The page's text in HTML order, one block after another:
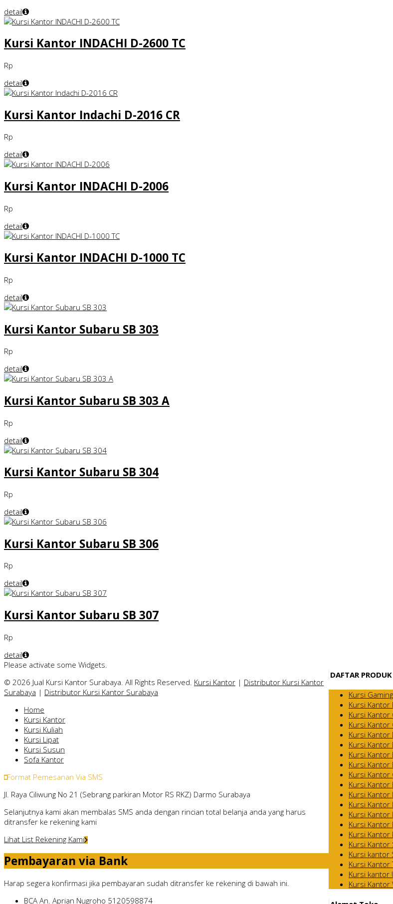
detail
Kursi Kantor INDACHI D-2600 TC
Rp
detail
Kursi Kantor Indachi D-2016 CR
Rp
detail
Kursi Kantor INDACHI D-2006
Rp
detail
Kursi Kantor INDACHI D-1000 TC
Rp
detail
Kursi Kantor Subaru SB 303
Rp
detail
Kursi Kantor Subaru SB 303 A
Rp
detail
Kursi Kantor Subaru SB 304
Rp
detail
Kursi Kantor Subaru SB 306
Rp
detail
Kursi Kantor Subaru SB 307
Rp
detail
DAFTAR PRODUK
Kursi Gaming
Kursi
Kursi Kantor
Kursi Kantor
Kursi Kantor
Kursi Kantor
Kursi Kantor
Kursi Kantor
Kursi Kantor
Kursi Kantor
Kursi Kantor
Kursi Kantor
Kursi Kantor
Kursi Kantor
Kursi Kantor
Kursi Kantor
Kursi kantor
Kursi Kantor
Kursi kantor
Kursi Kantor
Please activate some Widgets.
© 2026 Jual Kursi Kantor Surabaya. All Rights Reserved. Kursi Kantor | Distributor Kursi Kantor
Surabaya | Distributor Kursi Kantor Surabaya
Home
Kursi Kantor
Kursi Kuliah
Kursi Lipat
Kursi Susun
Sofa Kantor
Format Pemesanan Via SMS
Jl. Raya Ciliwung No 21 (Sebrang parkiran Motor RS RKZ) Darmo Surabaya
Selanjutnya kami akan membalas SMS anda dengan rincian total belanja anda yang harus
ditransfer ke rekening kami
Lihat List Rekening Kami
Pembayaran via Bank
Harap segera konfirmasi jika pembayaran sudah ditransfer ke rekening di bawah ini.
BCA An. Aprian Nugroho 5120598874